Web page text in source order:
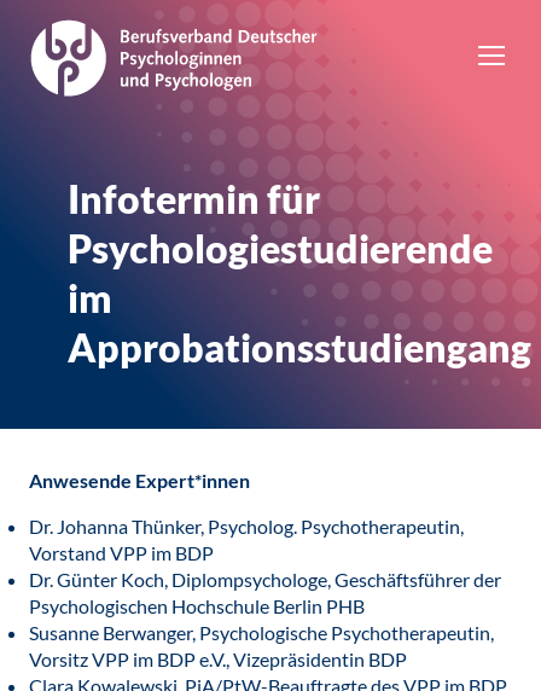
Infotermin für
Psychologiestudierende
im
Approbationsstudiengang
Anwesende Expert*innen
Dr. Johanna Thünker, Psycholog. Psychotherapeutin,
Vorstand VPP im BDP
Dr. Günter Koch, Diplompsychologe, Geschäftsführer der
Psychologischen Hochschule Berlin PHB
Susanne Berwanger, Psychologische Psychotherapeutin,
Vorsitz VPP im BDP e.V., Vizepräsidentin BDP
Clara Kowalewski, PiA/PtW-Beauftragte des VPP im BDP